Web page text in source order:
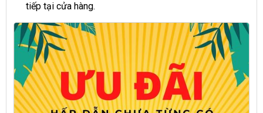
tiếp tại cửa hàng.